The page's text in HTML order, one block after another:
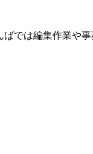
では編集作業